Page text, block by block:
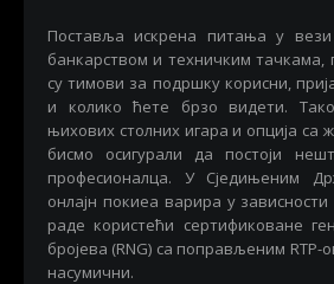
Поставља искрена питања у
банкарством и техничким тачкама,
су тимови за подршку корисни,
и колико ћете брзо видети.
њихових столних игара и опција са
бисмо осигурали да постоји
професионалца. У Сједињеним
онлајн покиеа варира у
раде користећи сертификоване
бројева (RNG) са поправљеним
насумични.